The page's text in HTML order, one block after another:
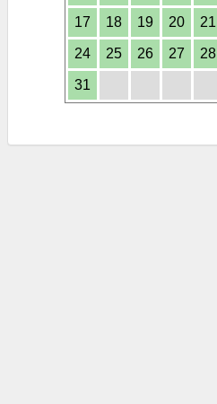
17 18 19 20 21
24 25 26 27 28
31